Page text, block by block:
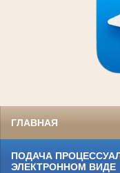
ГЛАВНАЯ
ПОДАЧА
ЭЛЕКТРОННОМ ВИДЕ